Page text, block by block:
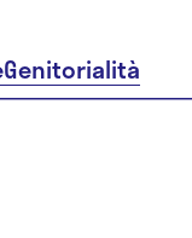
Genitorialità